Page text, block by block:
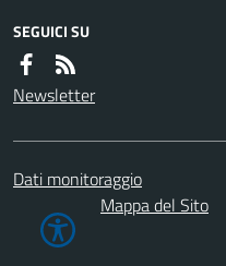
SEGUICI SU
Newsletter
Dati monitoraggio
Mappa del Sito